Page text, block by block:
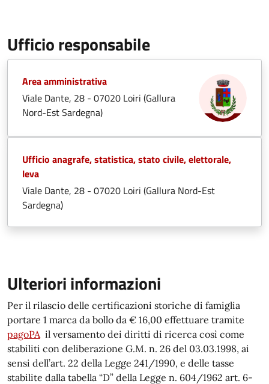
Ufficio responsabile
Area amministrativa
Viale Dante, 28 - 07020 Loiri (Gallura
Nord-Est Sardegna)
Ufficio anagrafe, statistica, stato civile, elettorale,
leva
Viale Dante, 28 - 07020 Loiri (Gallura Nord-Est
Sardegna)
Ulteriori informazioni
Per il rilascio delle certificazioni storiche di famiglia
portare 1 marca da bollo da € 16,00 effettuare tramite
pagoPA il versamento dei diritti di ricerca così come
stabiliti con deliberazione G.M. n. 26 del 03.03.1998, ai
sensi dell’art. 22 della Legge 241/1990, e delle tasse
stabilite dalla tabella “D” della Legge n. 604/1962 art. 6-